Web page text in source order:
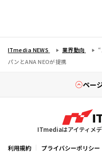
ITmedia NEWS 業界動向
パンとANA NEOが提携
ペー
ITmediaはアイティメ
利用規約 プライバシーポリシー